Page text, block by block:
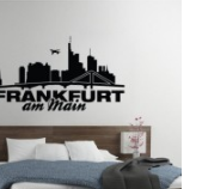
Klikni za detalje